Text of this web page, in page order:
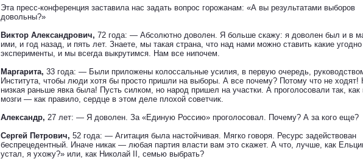
Эта пресс-конференция заставила нас задать вопрос горожанам: «А вы результатами выборов
довольны?»
Виктор Александрович, 72 года: — Абсолютно доволен. Я больше скажу: я доволен был и в
ими, и год назад, и пять лет. Знаете, мы такая страна, что над нами можно ставить какие угодно
эксперименты, и мы всегда выкрутимся. Нам все нипочем.
Маргарита, 33 года: — Были приложены колоссальные усилия, в первую очередь,
Института, чтобы люди хотя бы просто пришли на выборы. А все почему? Потому что не ходят!
низкая раньше явка была! Пусть силком, но народ пришел на участки. А проголосовали так, как
мозги — как правило, сердце в этом деле плохой советчик.
Александр, 27 лет: — Я доволен. За «Единую Россию» проголосовал. Почему? А за кого еще?
Сергей Петрович, 52 года: — Агитация была настойчивая. Мягко говоря. Ресурс задействован
беспрецедентный. Иначе никак — любая партия власти вам это скажет. А что, лучше, как
устал, я ухожу?» или, как Николай II, семью выбрать?